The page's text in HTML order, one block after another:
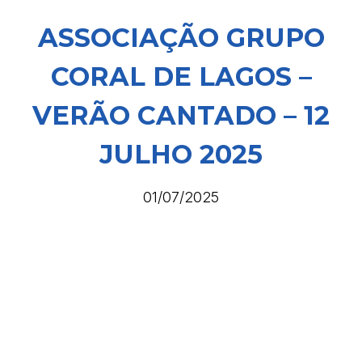
ASSOCIAÇÃO GRUPO
CORAL DE LAGOS –
VERÃO CANTADO – 12
JULHO 2025
01/07/2025